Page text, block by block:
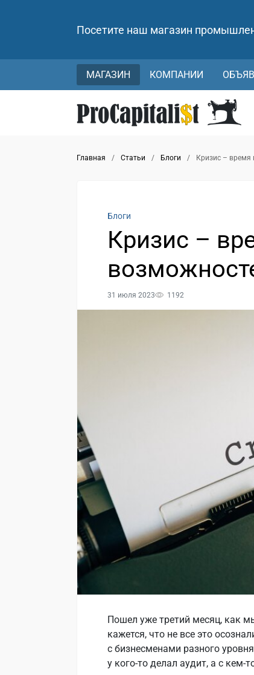
Посетите наш магазин
МАГАЗИН КОМПАНИИ
Главная / Статьи / Блоги / Кризис – время
Блоги
Кризис –
31 июля 2023 1192
Пошел уже третий месяц, как
кажется, что не все это
с бизнесменами разного
у кого-то делал аудит, а с кем-